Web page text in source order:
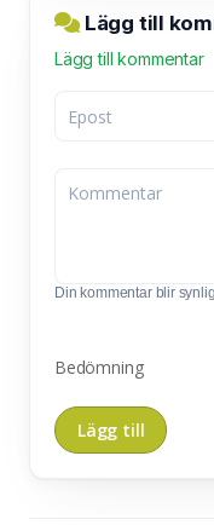
Lägg till
Lägg till kommentar
Din kommentar blir
Bedömning